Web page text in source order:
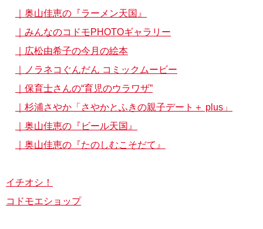
｜奥山佳恵の『ラーメン天国』
｜みんなのコドモPHOTOギャラリー
｜広松由希子の今月の絵本
｜ノラネコぐんだん コミックムービー
｜保育士さんの“育児のウラワザ”
｜杉浦さやか「さやかとふきの親子デート＋ plus」
｜奥山佳恵の『ビール天国』
｜奥山佳恵の『たのしむこそだて』
イチオシ！
コドモエショップ